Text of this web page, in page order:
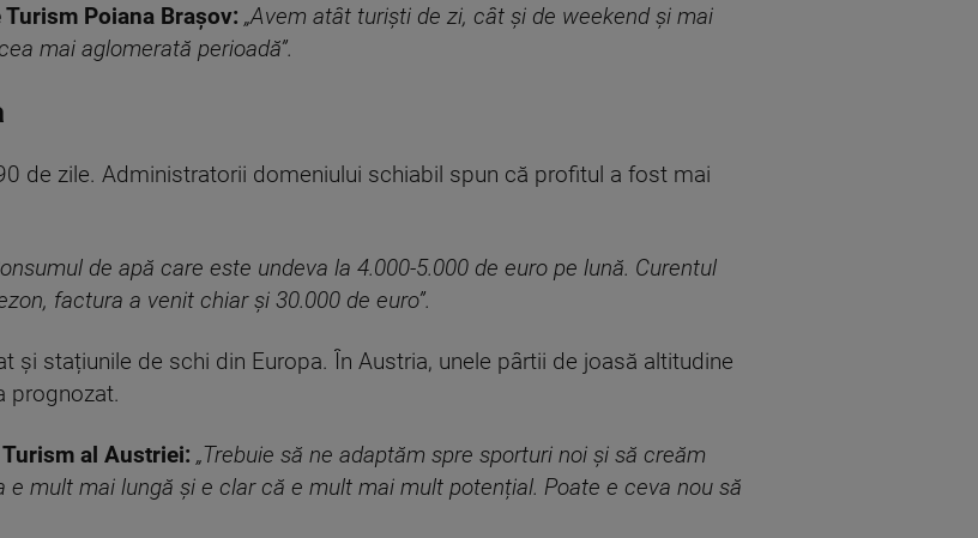
Poiana Brașov: „Avem atât turiști de zi, cât și de weekend și mai
mai aglomerată perioadă”.
de zile. Administratorii domeniului schiabil spun că profitul a fost mai
de apă care este undeva la 4.000-5.000 de euro pe lună. Curentul
factura a venit chiar și 30.000 de euro”.
și stațiunile de schi din Europa. În Austria, unele pârtii de joasă altitudine
prognozat.
al Austriei: „Trebuie să ne adaptăm spre sporturi noi și să creăm
mult mai lungă și e clar că e mult mai mult potențial. Poate e ceva nou să